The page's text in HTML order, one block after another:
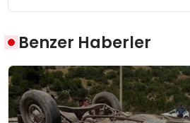
Benzer Haberler